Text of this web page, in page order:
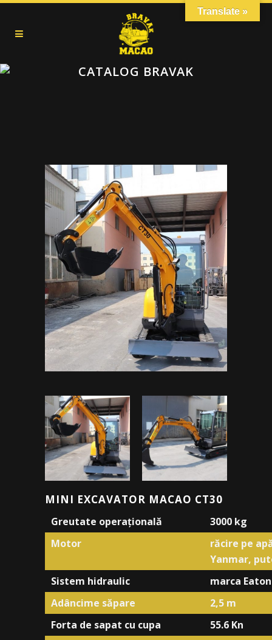
CATALOG BRAVAK
MINI EXCAVATOR MACAO CT30
Greutate operațională
3000 kg
Motor
răcire pe
Yanmar,
Sistem hidraulic
marca Eaton
Adâncime săpare
2,5 m
Forta de sapat cu cupa
55.6 Kn
Translate »